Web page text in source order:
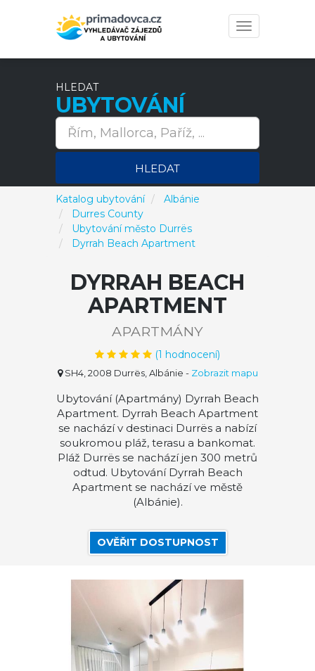
Toggle
navigation
HLEDAT
UBYTOVÁNÍ
HLEDAT
Katalog ubytování
Albánie
Durres County
Ubytování město Durrës
Dyrrah Beach Apartment
DYRRAH BEACH
APARTMENT
APARTMÁNY
(1 hodnocení)
SH4, 2008 Durrës, Albánie - Zobrazit mapu
Ubytování (Apartmány) Dyrrah Beach
Apartment. Dyrrah Beach Apartment
se nachází v destinaci Durrës a nabízí
soukromou pláž, terasu a bankomat.
Pláž Durrës se nachází jen 300 metrů
odtud. Ubytování Dyrrah Beach
Apartment se nachází ve městě
(Albánie).
OVĚŘIT DOSTUPNOST